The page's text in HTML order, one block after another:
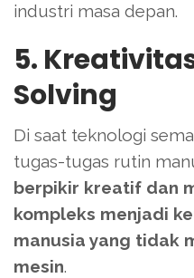
industri masa depan.
5.
Solving
Di saat teknologi
tugas-tugas rutin
berpikir kreatif dan
kompleks menjadi
manusia yang tidak
mesin.